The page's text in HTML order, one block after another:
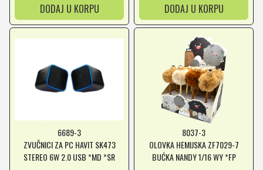
DODAJ U KORPU DODAJ U KORPU
6689-3
ZVUČNICI ZA PC HAVIT SK473
STEREO 6W 2.0 USB *MD *SR
8037-3
OLOVKA HEMIJSKA ZF7029-7
BUĆKA NANDY 1/16 WY *FP